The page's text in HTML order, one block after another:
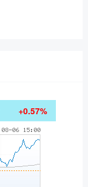
+0.57%